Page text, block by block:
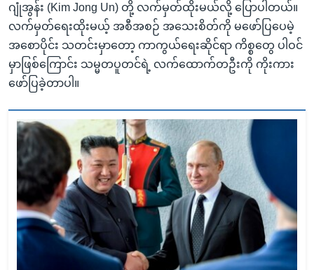
ဂျုံအွန်း (Kim Jong Un) တို့ လက်မှတ်ထိုးမယ်လို့ ပြောပါတယ်။
လက်မှတ်ရေးထိုးမယ့် အစီအစဉ် အသေးစိတ်ကို မဖော်ပြပေမဲ့
အစောပိုင်း သတင်းမှာတော့ ကာကွယ်ရေးဆိုင်ရာ ကိစ္စတွေ ပါဝင်
မှာဖြစ်ကြောင်း သမ္မတပူတင်ရဲ့ လက်ထောက်တဦးကို ကိုးကား
ဖော်ပြခဲ့တာပါ။